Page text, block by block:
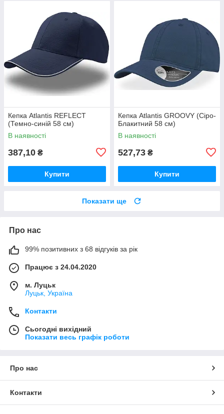
Кепка Atlantis REFLECT
(Темно-синій 58 см)
В наявності
387,10 ₴
Купити
Кепка Atlantis GROOVY (Сіро-
Блакитний 58 см)
В наявності
527,73 ₴
Купити
Показати ще
Про нас
99% позитивних з 68 відгуків за рік
Працює з 24.04.2020
м. Луцьк
Луцьк, Україна
Контакти
Сьогодні вихідний
Показати весь графік роботи
Про нас
Контакти